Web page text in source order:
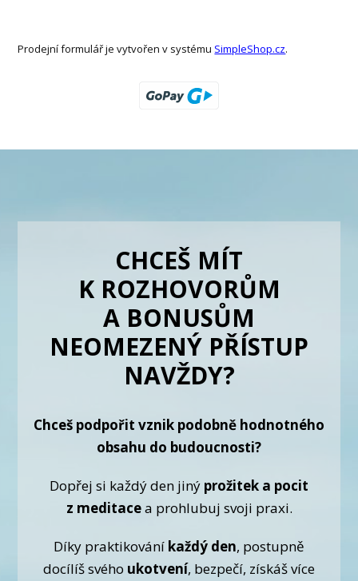
Prodejní formulář je vytvořen v systému SimpleShop.cz.
CHCEŠ MÍT
K ROZHOVORŮM
A BONUSŮM
NEOMEZENÝ PŘÍSTUP
NAVŽDY?
Chceš podpořit vznik podobně hodnotného
obsahu do budoucnosti?
Dopřej si každý den jiný prožitek a pocit
z meditacea prohlubuj svoji praxi.
Díky praktikování každý den, postupně
docílíš svého ukotvení, bezpečí, získáš více